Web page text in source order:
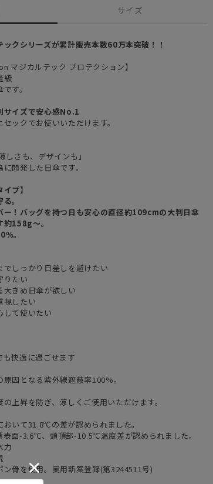
サイズ
クシリーズが累計販売本数60万本突破！！
マジカルテック プロテクション】
級
す。
サイズで安心感No.1
ックでお使いいただけます。
しさも、デザインも」
開発した日傘です。
プ】
。
ー！バッグを持つ日も安心の直径約109cmの大判日傘
158g〜。
。
でしっかり日差しを避けたい
りたい
大きめ日傘が欲しい
視したい
して使いたい
快適に過ごせます
因となる紫外線遮蔽率100%。
上昇を防ぎ、涼しくご使用いただけます。
いて31.8℃の差が認められました。
表面-3.6℃、頭頂部-10.5℃温度差が認められました。
力
骨を使用。実用新案登録(第3244511号)